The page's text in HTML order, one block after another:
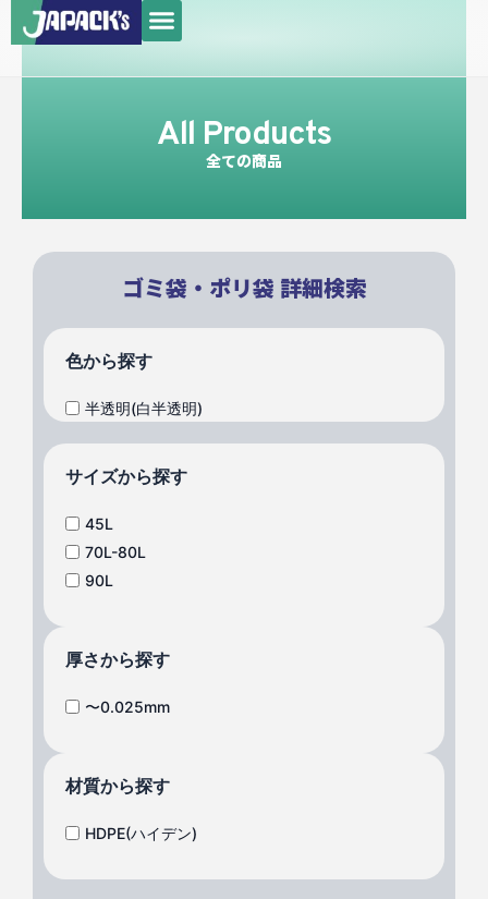
容
メ
ニ
ュ
All Products
全ての商品
ゴミ袋・ポリ袋 詳細検索
色から探す
半透明(白半透明)
サイズから探す
45L
70L-80L
90L
厚さから探す
〜0.025mm
材質から探す
HDPE(ハイデン)